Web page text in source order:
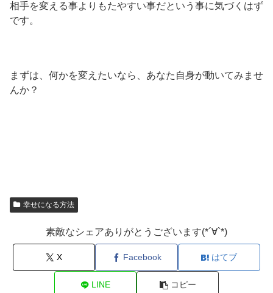
相手を変える事よりもたやすい事だという事に気づくはず
です。
まずは、何かを変えたいなら、あなた自身が動いてみませ
んか？
幸せになる方法
素敵なシェアありがとうございます(*´∀`*)
X Facebook はてブ
LINE コピー